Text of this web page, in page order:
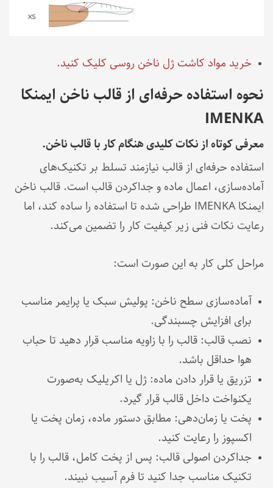
خرید مواد کاشت ژل ناخن روسی کلیک کنید.
نحوه استفاده حرفه‌ای از قالب ناخن ایمنکا
IMENKA
معرفی کوتاه از نکات کلیدی هنگام کار با قالب ناخن.
استفاده حرفه‌ای از قالب نیازمند تسلط بر تکنیک‌های
آماده‌سازی، اعمال ماده و جداکردن قالب است. قالب ناخن
ایمنکا IMENKA طراحی شده تا استفاده را ساده کند، اما
رعایت نکات فنی زیر کیفیت کار را تضمین می‌کند.
مراحل کلی کار به این صورت است:
آماده‌سازی سطح ناخن: پولیش سبک یا پرایمر مناسب
برای افزایش چسبندگی.
نصب قالب: قالب را با زاویه مناسب قرار دهید تا حباب
هوا حداقل باشد.
تزریق یا قرار دادن ماده: ژل یا اکریلیک به‌صورت
یکنواخت داخل قالب قرار گیرد.
پخت یا زمان‌دهی: مطابق دستور ماده، زمان پخت یا
اکسپوز را رعایت کنید.
جداکردن اصولی قالب: پس از پخت کامل، قالب را با
تکنیک مناسب جدا کنید تا فرم آسیب نبیند.